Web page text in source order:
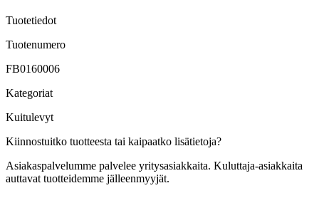
Tuotetiedot
Tuotenumero
FB0160006
Kategoriat
Kuitulevyt
Kiinnostuitko tuotteesta tai kaipaatko lisätietoja?
Asiakaspalvelumme palvelee yritysasiakkaita. Kuluttaja-asiakkaita
auttavat tuotteidemme jälleenmyyjät.